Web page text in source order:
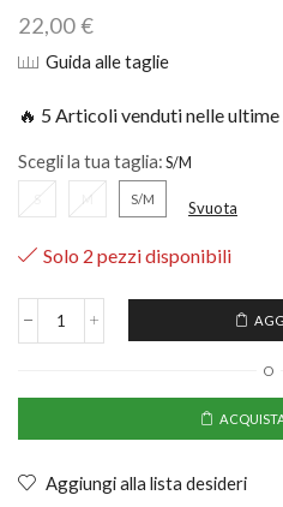
22,00€
Guida alle taglie
🔥 5 Articoli venduti nelle
Scegli la tua taglia:
S M S/M Svuota
Solo 2 pezzi disponibili
O
Aggiungi alla lista desideri